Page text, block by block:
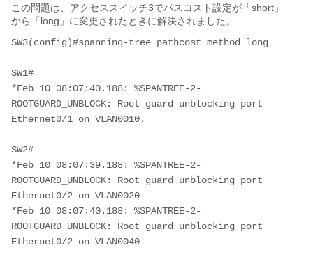
この問題は、アクセススイッチ3でパスコスト設定が「short」
から「long」に変更されたときに解決されました。
SW3(config)#spanning-tree pathcost method long
SW1#
*Feb 10 08:07:40.188: %SPANTREE-2-
ROOTGUARD_UNBLOCK: Root guard unblocking port
Ethernet0/1 on VLAN0010.
SW2#
*Feb 10 08:07:39.188: %SPANTREE-2-
ROOTGUARD_UNBLOCK: Root guard unblocking port
Ethernet0/2 on VLAN0020
*Feb 10 08:07:40.188: %SPANTREE-2-
ROOTGUARD_UNBLOCK: Root guard unblocking port
Ethernet0/2 on VLAN0040